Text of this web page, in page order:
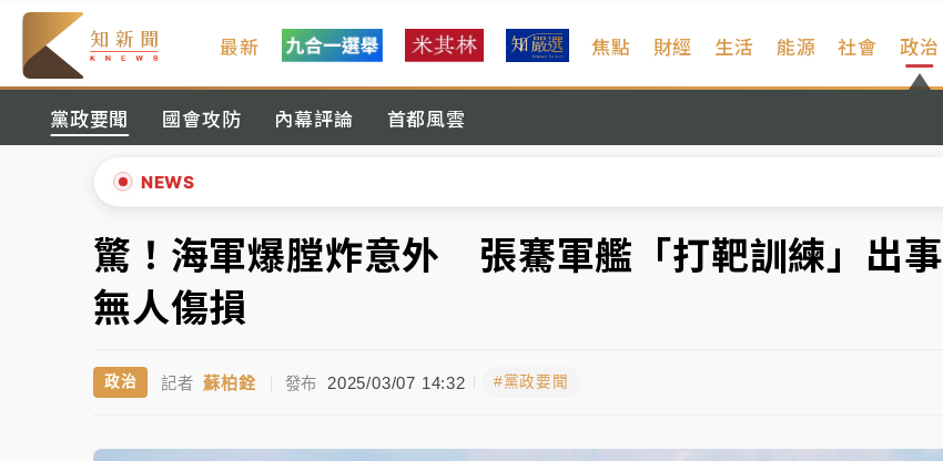
最新 焦點 財經 生活 能源 社會 政治
黨政要聞 國會攻防 內幕評論 首都風雲
NEWS
暑假過三周才推「E宿新北打卡趣」！抽獎程序複雜 觀旅局回應了
中信慈善基金會想增加董事人數！辜仲諒向法院聲請遭駁 理由曝光
故宮《龍藏經》特展第2檔！今線上預約開賣一度塞車 周六起展出延長至晚上7時
台東農業處長涉圖利渡假村！東檢抗告成功 今重開羈押庭
女律師陳昱瑄詐慈濟10億！黃金158kg遭查扣畫面曝光
▲
▼
驚！海軍爆膛炸意外 張騫軍艦「打靶訓練」出事
無人傷損
政治 記者 蘇柏銓 | 發布 2025/03/07 14:32 #黨政要聞